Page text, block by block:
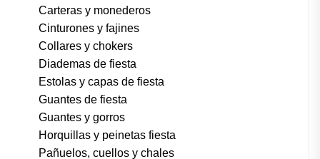
Carteras y monederos
Cinturones y fajines
Collares y chokers
Diademas de fiesta
Estolas y capas de fiesta
Guantes de fiesta
Guantes y gorros
Horquillas y peinetas fiesta
Pañuelos, cuellos y chales